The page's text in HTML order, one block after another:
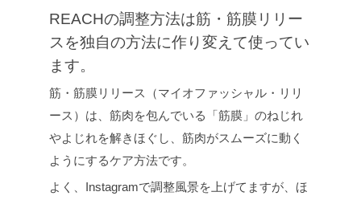
REACHの調整方法は筋・筋膜リリー
スを独自の方法に作り変えて使ってい
ます。
筋・筋膜リリース（マイオファッシャル・リリ
ース）は、筋肉を包んでいる「筋膜」のねじれ
やよじれを解きほぐし、筋肉がスムーズに動く
ようにするケア方法です。
よく、Instagramで調整風景を上げてますが、ほ